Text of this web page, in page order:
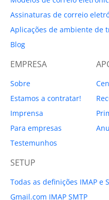
Assinaturas de correio
Aplicações de ambiente de
Blog
EMPRESA
Sobre
Estamos a contratar!
Imprensa
Para empresas
Testemunhos
SETUP
Todas as definições IMAP e
Gmail.com IMAP SMTP